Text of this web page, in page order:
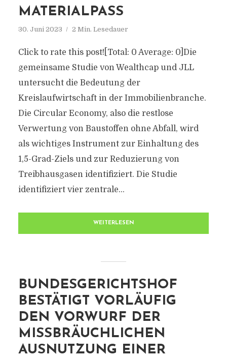
ATERIALPASS
30. Juni 2023 2 Min. Lesedauer
Click to rate this post![Total: 0 Average: 0]Die
gemeinsame Studie von Wealthcap und JLL
untersucht die Bedeutung der
Kreislaufwirtschaft in der Immobilienbranche.
Die Circular Economy, also die restlose
Verwertung von Baustoffen ohne Abfall, wird
als wichtiges Instrument zur Einhaltung des
1,5-Grad-Ziels und zur Reduzierung von
Treibhausgasen identifiziert. Die Studie
identifiziert vier zentrale...
WEITERLESEN
BUNDESGERICHTSHOF
BESTÄTIGT VORLÄUFIG
DEN VORWURF DER
MISSBRÄUCHLICHEN
AUSNUTZUNG EINER